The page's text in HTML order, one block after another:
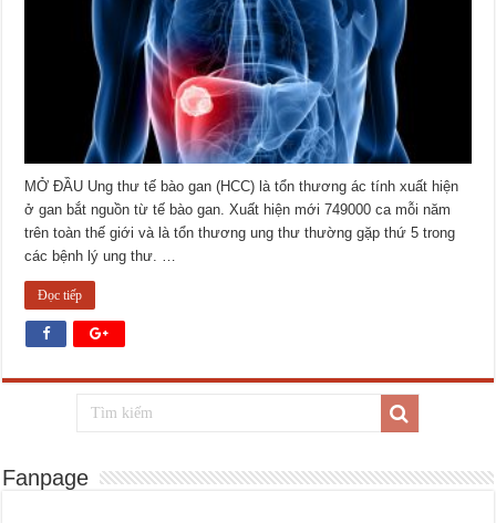
MỞ ĐẦU Ung thư tế bào gan (HCC) là tổn thương ác tính xuất hiện
ở gan bắt nguồn từ tế bào gan. Xuất hiện mới 749000 ca mỗi năm
trên toàn thế giới và là tổn thương ung thư thường gặp thứ 5 trong
các bệnh lý ung thư. …
Đọc tiếp
Fanpage